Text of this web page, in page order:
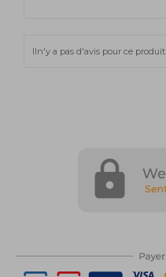
Iln'y a pas d'avis pour ce produit.